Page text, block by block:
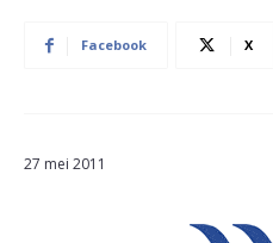
Facebook X
27 mei 2011